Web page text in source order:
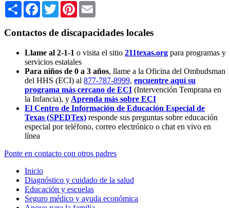
Share Facebook
TwitterPinterest
Contactos de discapacidades locales
Llame al 2-1-1 o visita el sitio 211texas.org para programas y
servicios estatales
Para niños de 0 a 3 años, llame a la Oficina del Ombudsman
del HHS (ECI) al 877-787-8999, encuentre aquí su
programa más cercano de ECI (Intervención Temprana en
la Infancia), y Aprenda más sobre ECI
El Centro de Información de Educación Especial de
Texas (SPEDTex) responde sus preguntas sobre educación
especial por teléfono, correo electrónico o chat en vivo en
línea
Ponte en contacto con otros padres
Inicio
Diagnóstico y cuidado de la salud
Educación y escuelas
Seguro médico y ayuda económica